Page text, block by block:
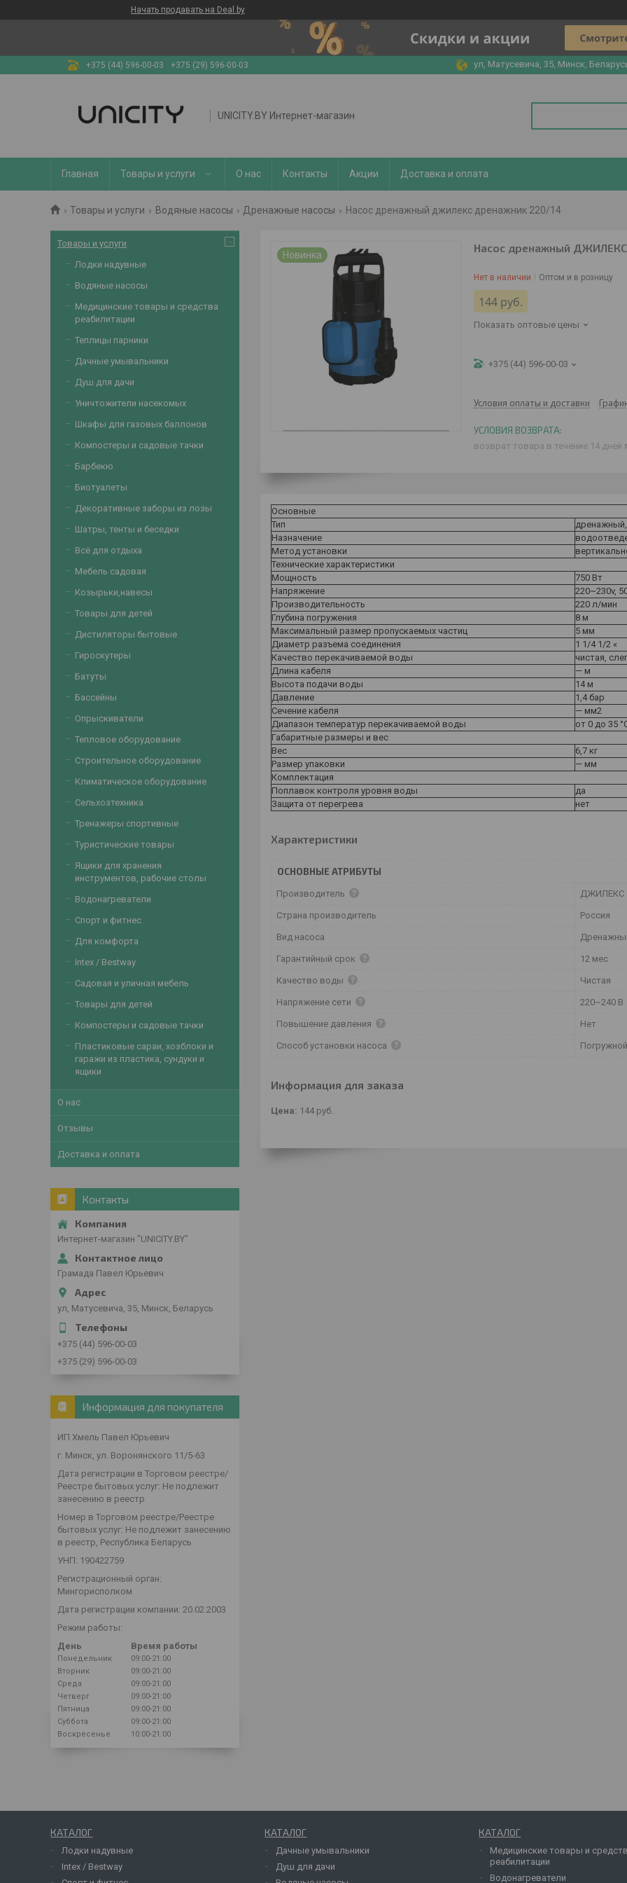
Начать продавать на Deal.by
+375 (44) 596-00-03 +375 (29) 596-00-03 ул, Матусевича, 35, Минск,
UNICITY.BY Интернет-магазин
Главная Товары и услуги О нас Контакты Акции Доставка и оплата
Товары и услуги Водяные насосы Дренажные насосы Насос дренажный джилекс дренажник 220/14
Новинка
Насос дренажный
Нет в наличии Оптом и в розницу
144 руб.
Показать оптовые цены
+375 (44) 596-00-03
Условия оплаты и доставки
возврат товара в течение 14 дней
Основные
Тип
Назначение
Метод установки
Технические характеристики
Мощность
750 Вт
Напряжение
220~230v,
Производительность
220 л/мин
Глубина погружения
8 м
Максимальный размер пропускаемых частиц
5 мм
Диаметр разъема соединения
1 1/4 1/2 «
Качество перекачиваемой воды
чистая,
Длина кабеля
— м
Высота подачи воды
14 м
Давление
1,4 бар
Сечение кабеля
— мм2
Диапазон температур перекачиваемой воды
от 0 до 35
Габаритные размеры и вес
Вес
6,7 кг
Размер упаковки
— мм
Комплектация
Поплавок контроля уровня воды
да
Защита от перегрева
нет
Характеристики
ОСНОВНЫЕ АТРИБУТЫ
Производитель ДЖИЛЕКС
Страна производитель Россия
Вид насоса
Гарантийный срок 12 мес
Качество воды Чистая
Напряжение сети 220~240 В
Повышение давления Нет
Способ установки насоса Погружной
Информация для заказа
Цена: 144 руб.
Товары и услуги
Лодки надувные
Водяные насосы
Медицинские товары и средства
реабилитации
Теплицы парники
Дачные умывальники
Душ для дачи
Уничтожители насекомых
Шкафы для газовых баллонов
Компостеры и садовые тачки
Барбекю
Биотуалеты
Декоративные заборы из лозы
Шатры, тенты и беседки
Всё для отдыха
Мебель садовая
Козырьки,навесы
Товары для детей
Дистиляторы бытовые
Гироскутеры
Батуты
Бассейны
Опрыскиватели
Тепловое оборудование
Строительное оборудование
Климатическое оборудование
Сельхозтехника
Тренажеры спортивные
Туристические товары
Ящики для хранения
инструментов, рабочие столы
Водонагреватели
Спорт и фитнес
Для комфорта
Intex / Bestway
Садовая и уличная мебель
Товары для детей
Компостеры и садовые тачки
Пластиковые сараи, хозблоки и
гаражи из пластика, сундуки и
ящики
О нас
Отзывы
Доставка и оплата
Контакты
Интернет-магазин "UNICITY.BY"
Грамада Павел Юрьевич
ул, Матусевича, 35, Минск, Беларусь
+375 (44) 596-00-03
+375 (29) 596-00-03
Информация для покупателя
ИП Хмель Павел Юрьевич
г. Минск, ул. Воронянского 11/5-63
Дата регистрации в Торговом реестре/
Реестре бытовых услуг: Не подлежит
занесению в реестр
Номер в Торговом реестре/Реестре
бытовых услуг: Не подлежит занесению
в реестр, Республика Беларусь
УНП: 190422759
Регистрационный орган:
Мингорисполком
Дата регистрации компании: 20.02.2003
Режим работы:
День
Время работы
Понедельник
09:00-21:00
Вторник
09:00-21:00
Среда
09:00-21:00
Четверг
09:00-21:00
Пятница
09:00-21:00
Суббота
09:00-21:00
Воскресенье
10:00-21:00
КАТАЛОГ
Лодки надувные
Intex / Bestway
КАТАЛОГ
Дачные умывальники
Душ для дачи
КАТАЛОГ
Медицинские товары и
реабилитации
Водонагреватели